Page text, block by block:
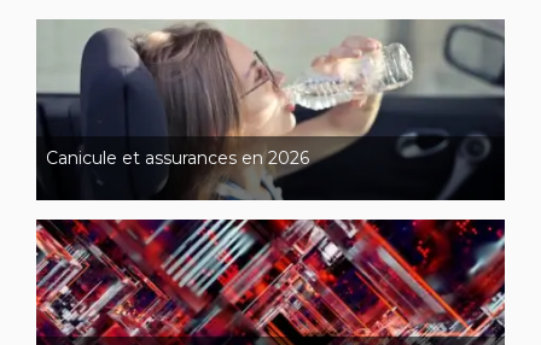
Canicule et assurances en 2026